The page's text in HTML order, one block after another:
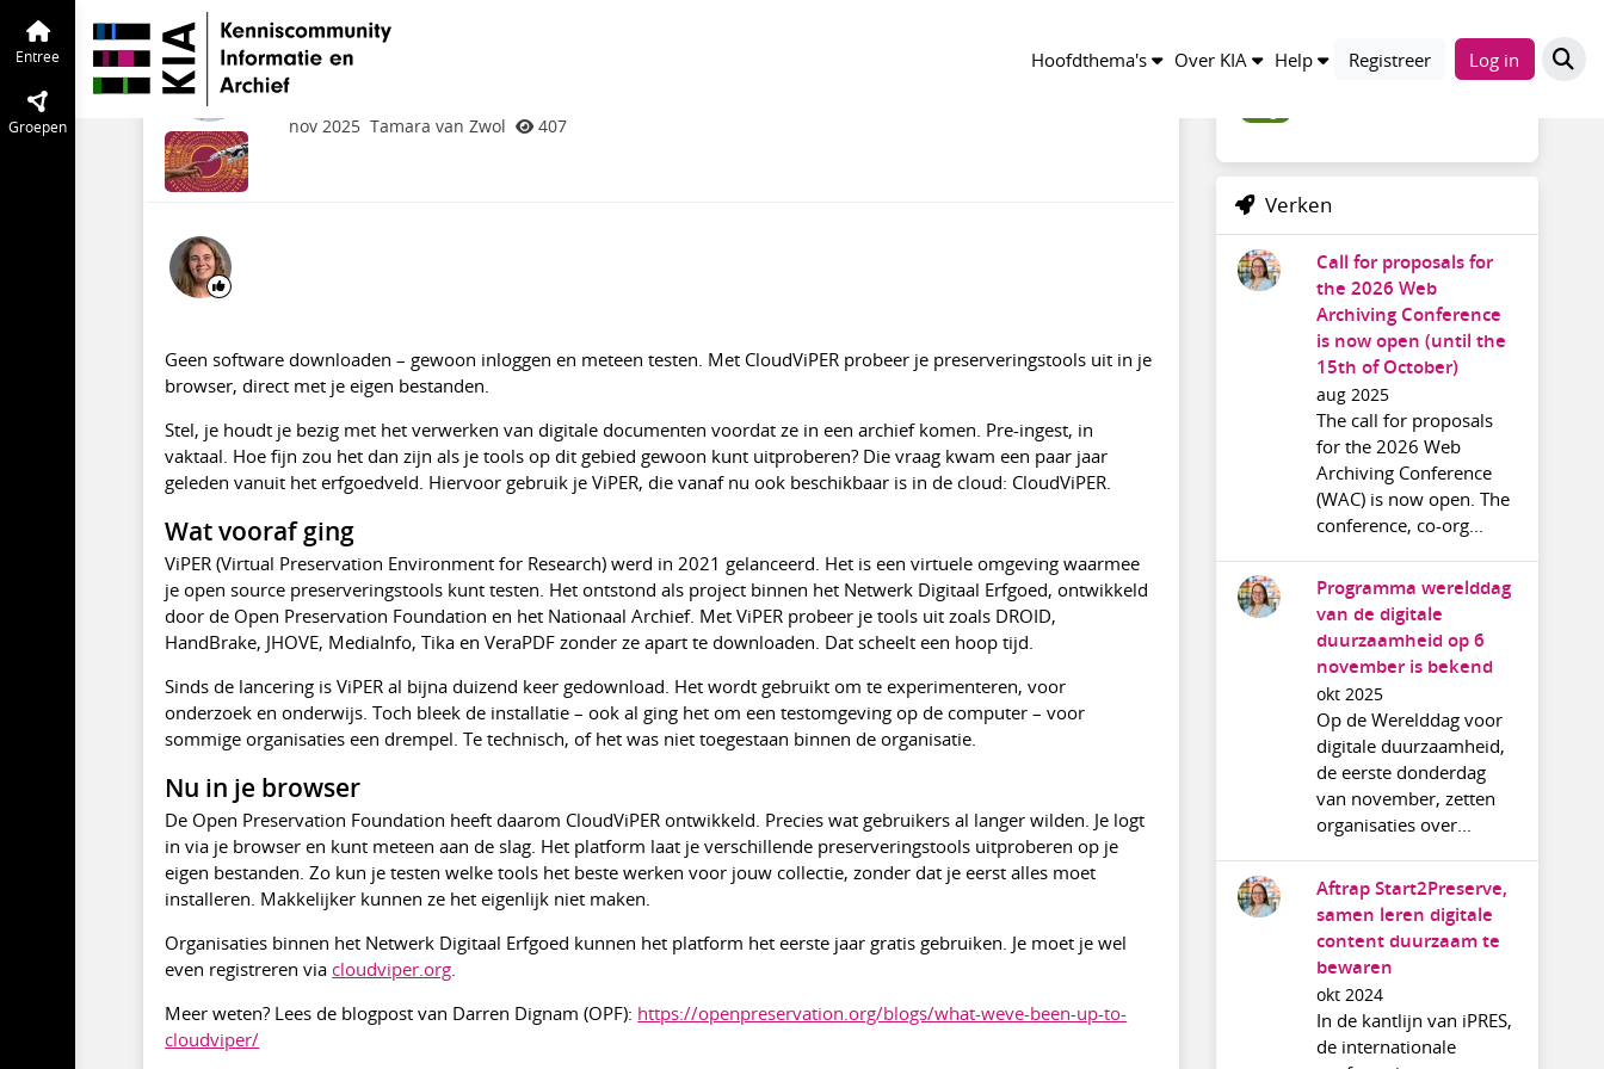
Hoofdthema's Over KIA Help Registreer Log in
Entree
Groepen
Preservation Digitaal Erfgoed
CloudViPER maakt uitproberen preserveringstools nog
makkelijker
nov 2025 Tamara van Zwol 407
Geen software downloaden – gewoon inloggen en meteen testen. Met CloudViPER probeer je preserveringstools uit in je
browser, direct met je eigen bestanden.
Stel, je houdt je bezig met het verwerken van digitale documenten voordat ze in een archief komen. Pre-ingest, in
vaktaal. Hoe fijn zou het dan zijn als je tools op dit gebied gewoon kunt uitproberen? Die vraag kwam een paar jaar
geleden vanuit het erfgoedveld. Hiervoor gebruik je ViPER, die vanaf nu ook beschikbaar is in de cloud: CloudViPER.
Wat vooraf ging
ViPER (Virtual Preservation Environment for Research) werd in 2021 gelanceerd. Het is een virtuele omgeving waarmee
je open source preserveringstools kunt testen. Het ontstond als project binnen het Netwerk Digitaal Erfgoed, ontwikkeld
door de Open Preservation Foundation en het Nationaal Archief. Met ViPER probeer je tools uit zoals DROID,
HandBrake, JHOVE, MediaInfo, Tika en VeraPDF zonder ze apart te downloaden. Dat scheelt een hoop tijd.
Sinds de lancering is ViPER al bijna duizend keer gedownload. Het wordt gebruikt om te experimenteren, voor
onderzoek en onderwijs. Toch bleek de installatie – ook al ging het om een testomgeving op de computer – voor
sommige organisaties een drempel. Te technisch, of het was niet toegestaan binnen de organisatie.
Nu in je browser
De Open Preservation Foundation heeft daarom CloudViPER ontwikkeld. Precies wat gebruikers al langer wilden. Je logt
in via je browser en kunt meteen aan de slag. Het platform laat je verschillende preserveringstools uitproberen op je
eigen bestanden. Zo kun je testen welke tools het beste werken voor jouw collectie, zonder dat je eerst alles moet
installeren. Makkelijker kunnen ze het eigenlijk niet maken.
Organisaties binnen het Netwerk Digitaal Erfgoed kunnen het platform het eerste jaar gratis gebruiken. Je moet je wel
even registreren via cloudviper.org
Meer weten? Lees de blogpost van Darren Dignam (OPF): https://openpreservation.org/blogs/what-weve-been-up-to-
cloudviper/
Verken
Call for proposals for
the 2026 Web
Archiving Conference
is now open (until the
15th of October)
aug 2025
The call for proposals
for the 2026 Web
Archiving Conference
(WAC) is now open. The
conference, co-org...
Programma werelddag
van de digitale
duurzaamheid op 6
november is bekend
okt 2025
Op de Werelddag voor
digitale duurzaamheid,
de eerste donderdag
van november, zetten
organisaties over...
Aftrap Start2Preserve,
samen leren digitale
content duurzaam te
bewaren
okt 2024
In de kantlijn van iPRES,
de internationale